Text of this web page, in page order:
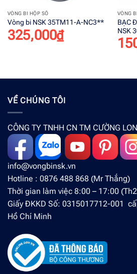
VÒNG BI HỘP SỐ
Vòng bi NSK 35TM11-A-NC3**
325,000₫
VÒNG
BẠC
NSK
VỀ CHÚNG TÔI
CÔNG TY TNHH CN TM CƯỜNG
info@vongbinsk.vn
Hotline : 0876 488 868 (Mr Thắng)
Thời gian làm việc 8:00 – 17:00
Giấy ĐKKD Số: 0315017712-001
Hồ Chí Minh